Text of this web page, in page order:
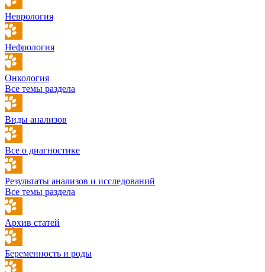
Неврология
Нефрология
Онкология
Все темы раздела
Виды анализов
Все о диагностике
Результаты анализов и исследований
Все темы раздела
Архив статей
Беременность и роды